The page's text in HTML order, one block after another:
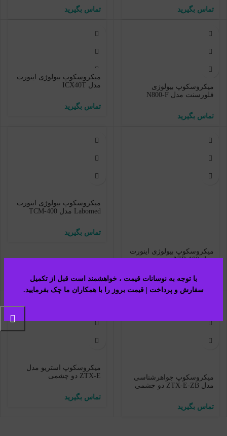
با توجه به نوسانات قیمت ، خواهشمند است قبل از تکمیل
سفارش و پرداخت | قیمت بروز را با همکاران ما چک بفرمایید.​
میکروسکوپ بیولوژی
فلورسنت مدل N800-F
میکروسکوپ بیولوژی اینورت
مدل ICX40T
میکروسکوپ بیولوژی اینورت
مدل NIB-100
میکروسکوپ بیولوژی اینورت
Labomed مدل TCM-400
میکروسکوپ جواهرشناسی
مدل ZTX-E-ZB دو چشمی
میکروسکوپ استریو مدل
ZTX-E دو چشمی